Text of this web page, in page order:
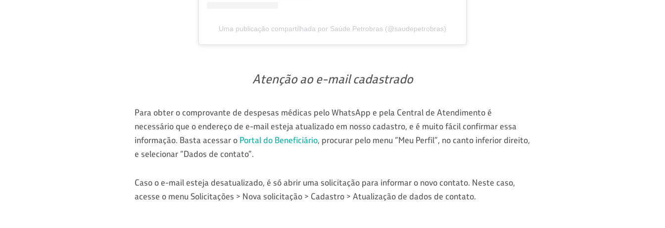
Uma publicação compartilhada por Saúde Petrobras (@saudepetrobras)
Atenção ao e-mail cadastrado
Para obter o comprovante de despesas médicas pelo WhatsApp e pela Central de Atendimento é
necessário que o endereço de e-mail esteja atualizado em nosso cadastro, e é muito fácil confirmar essa
informação. Basta acessar o Portal do Beneficiário, procurar pelo menu “Meu Perfil”, no canto inferior direito,
e selecionar “Dados de contato”.
Caso o e-mail esteja desatualizado, é só abrir uma solicitação para informar o novo contato. Neste caso,
acesse o menu Solicitações > Nova solicitação > Cadastro > Atualização de dados de contato.